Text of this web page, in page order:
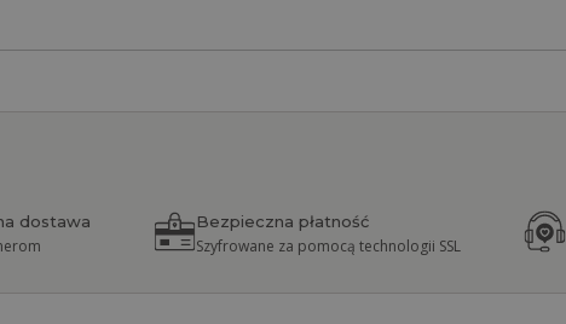
dostawa Bezpieczna płatność
Szyfrowane za pomocą technologii SSL